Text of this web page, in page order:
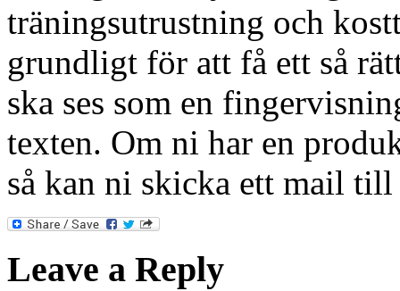
träningsutrustning och
grundligt för att få ett så
ska ses som en
texten. Om ni har en
så kan ni skicka ett mail
Leave a Reply